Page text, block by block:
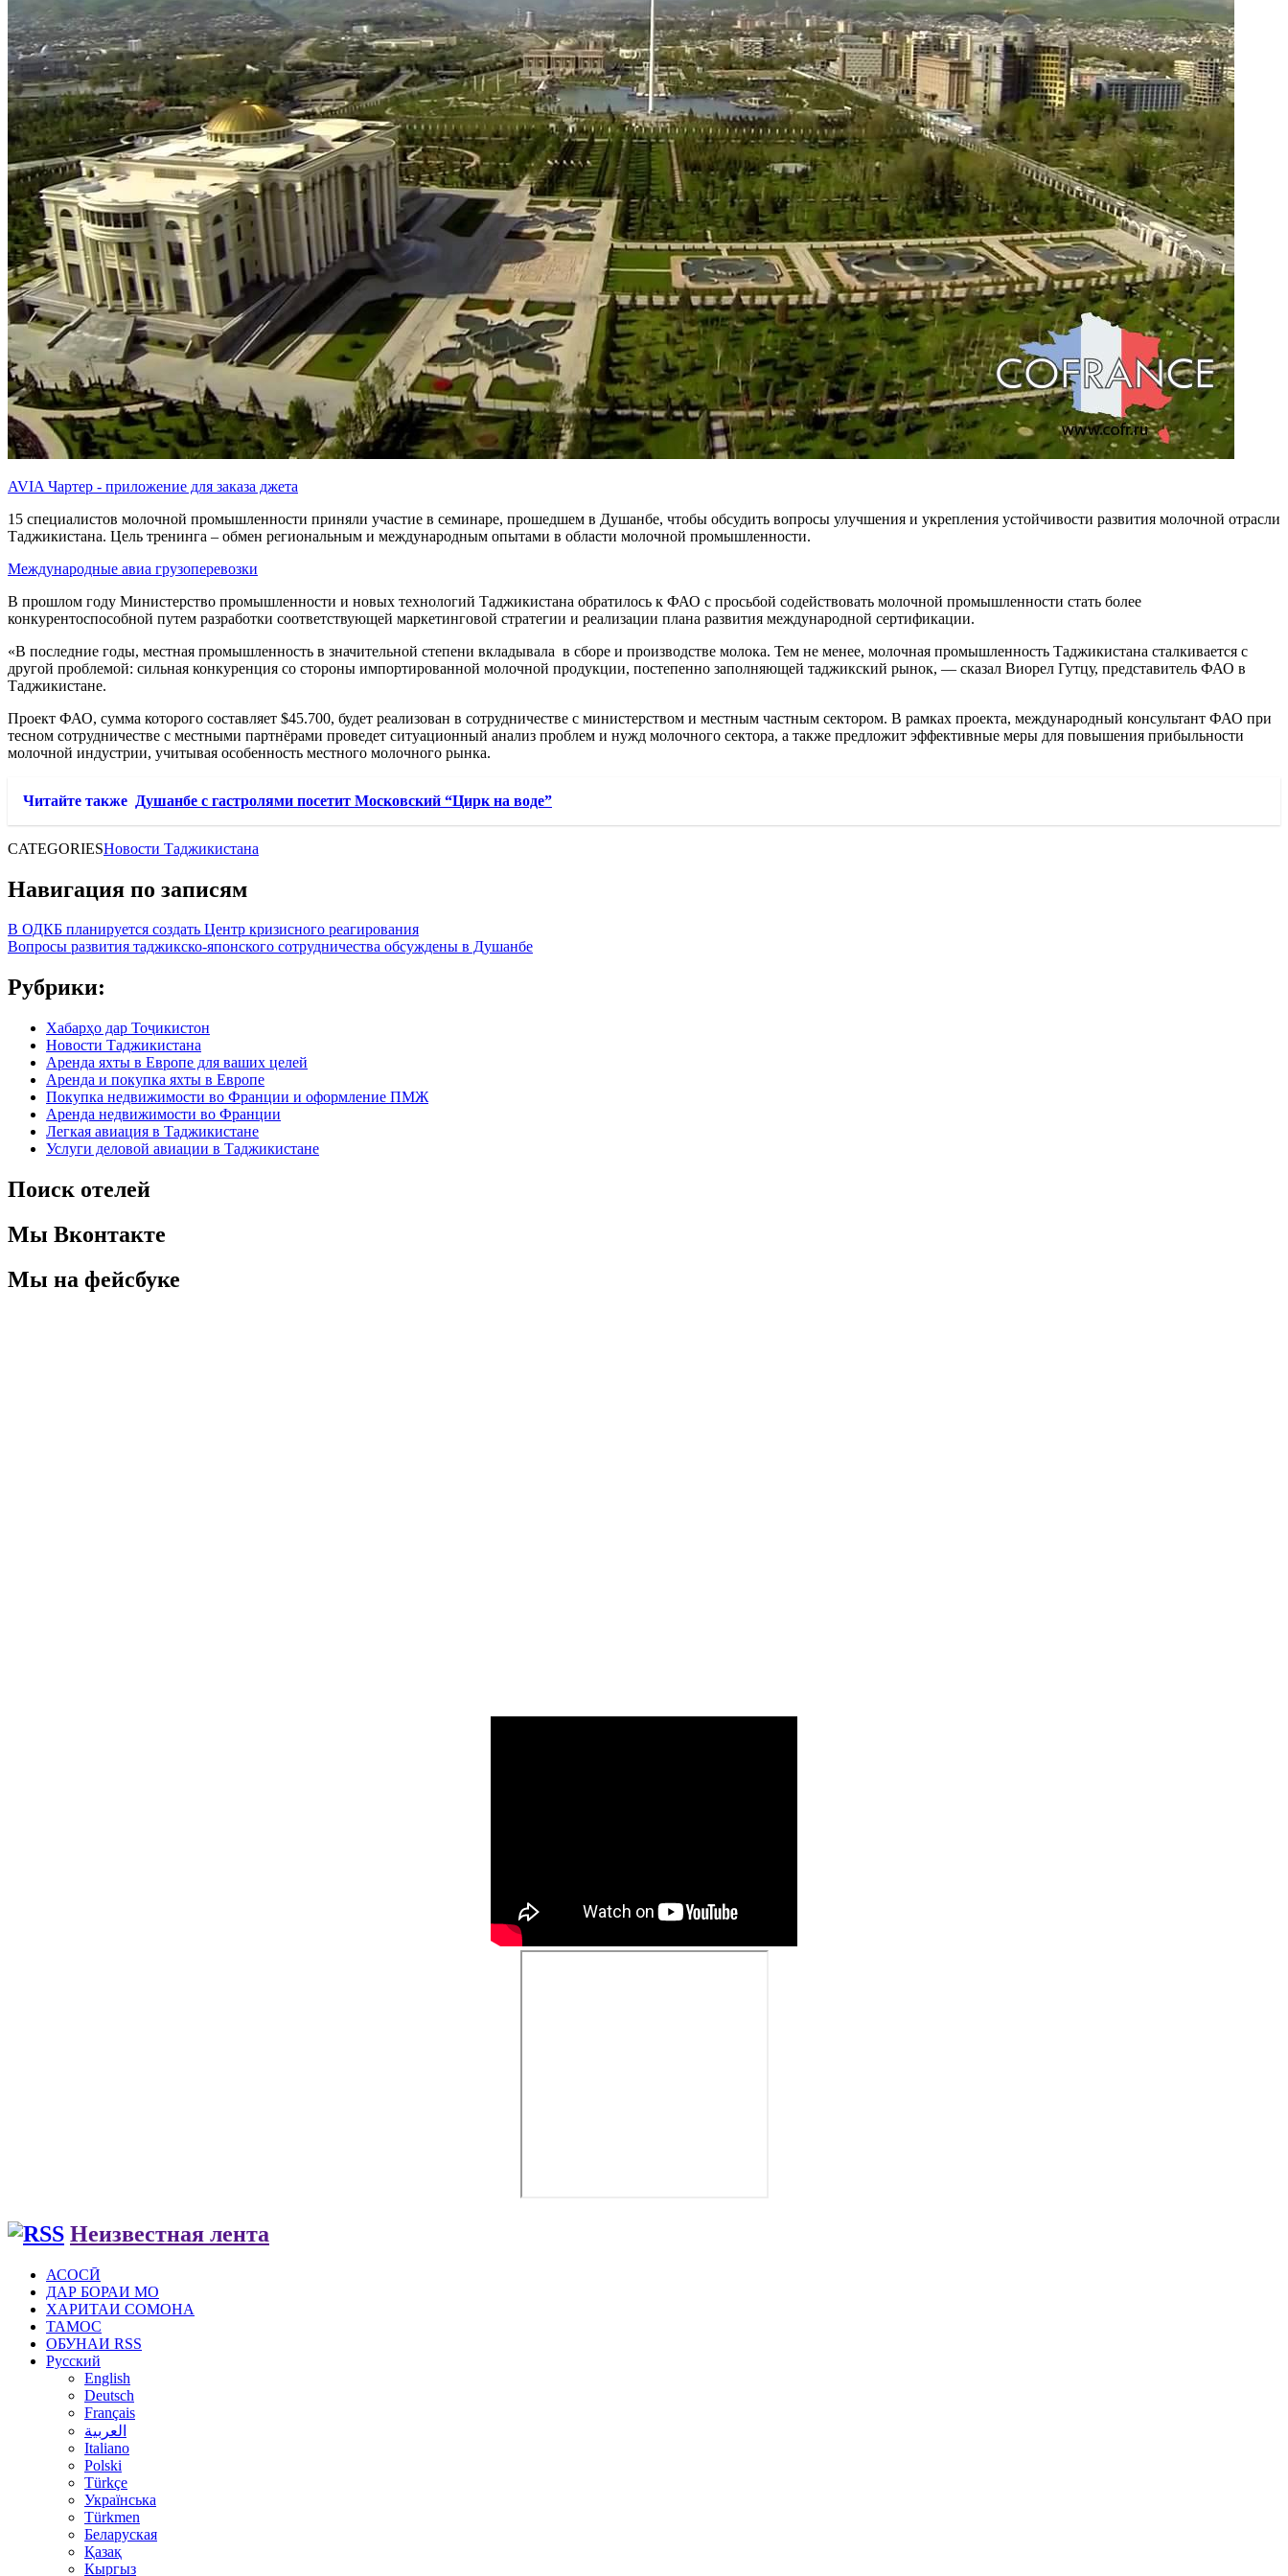
AVIA Чартер - приложение для заказа джета
15 специалистов молочной промышленности приняли участие в семинаре, прошедшем в Душанбе, чтобы обсудить вопросы улучшения и укрепления устойчивости развития молочной отрасли
Таджикистана. Цель тренинга – обмен региональным и международным опытами в области молочной промышленности.
Международные авиа грузоперевозки
В прошлом году Министерство промышленности и новых технологий Таджикистана обратилось к ФАО с просьбой содействовать молочной промышленности стать более
конкурентоспособной путем разработки соответствующей маркетинговой стратегии и реализации плана развития международной сертификации.
«В последние годы, местная промышленность в значительной степени вкладывала в сборе и производстве молока. Тем не менее, молочная промышленность Таджикистана сталкивается с
другой проблемой: сильная конкуренция со стороны импортированной молочной продукции, постепенно заполняющей таджикский рынок, — сказал Виорел Гутцу, представитель ФАО в
Таджикистане.
Проект ФАО, сумма которого составляет $45.700, будет реализован в сотрудничестве с министерством и местным частным сектором. В рамках проекта, международный консультант ФАО при
тесном сотрудничестве с местными партнёрами проведет ситуационный анализ проблем и нужд молочного сектора, а также предложит эффективные меры для повышения прибыльности
молочной индустрии, учитывая особенность местного молочного рынка.
Читайте также Душанбе с гастролями посетит Московский “Цирк на воде”
CATEGORIESНовости Таджикистана
Навигация по записям
В ОДКБ планируется создать Центр кризисного реагирования
Вопросы развития таджикско-японского сотрудничества обсуждены в Душанбе
Рубрики:
Хабарҳо дар Тоҷикистон
Новости Таджикистана
Аренда яхты в Европе для ваших целей
Аренда и покупка яхты в Европе
Покупка недвижимости во Франции и оформление ПМЖ
Аренда недвижимости во Франции
Легкая авиация в Таджикистане
Услуги деловой авиации в Таджикистане
Поиск отелей
Мы Вконтакте
Мы на фейсбуке
Неизвестная лента
АСОСӢ
ДАР БОРАИ МО
ХАРИТАИ СОМОНА
ТАМОС
ОБУНАИ RSS
Русский
English
Deutsch
Français
العربية
Italiano
Polski
Türkçe
Українська
Türkmen
Беларуская
Қазақ
Кыргыз